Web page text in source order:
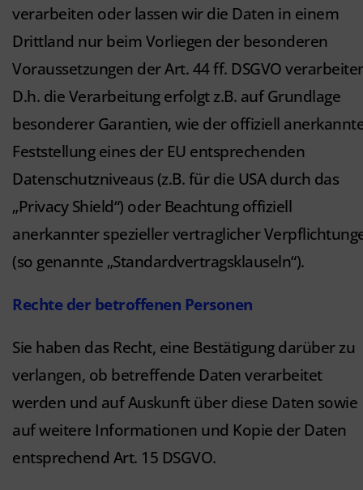
verarbeiten oder lassen wir die Daten in einem
Drittland nur beim Vorliegen der besonderen
Voraussetzungen der Art. 44 ff. DSGVO
D.h. die Verarbeitung erfolgt z.B. auf Grundlage
besonderer Garantien, wie der offiziell
Feststellung eines der EU entsprechenden
Datenschutzniveaus (z.B. für die USA durch das
„Privacy Shield“) oder Beachtung offiziell
anerkannter spezieller vertraglicher
(so genannte „Standardvertragsklauseln“).
Rechte der betroffenen Personen
Sie haben das Recht, eine Bestätigung darüber zu
verlangen, ob betreffende Daten verarbeitet
werden und auf Auskunft über diese Daten sowie
auf weitere Informationen und Kopie der Daten
entsprechend Art. 15 DSGVO.